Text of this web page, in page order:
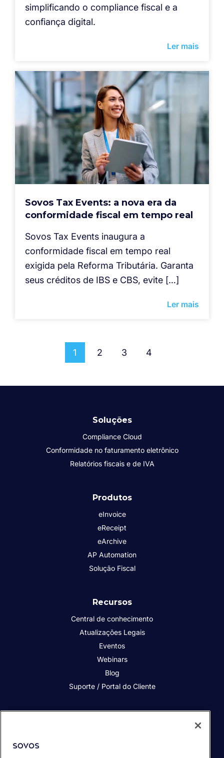
simplificando o compliance fiscal e a
confiança digital.
Ler mais
Sovos Tax Events: a nova era da
conformidade fiscal em tempo real
Sovos Tax Events inaugura a
conformidade fiscal em tempo real
exigida pela Reforma Tributária. Garanta
seus créditos de IBS e CBS, evite […]
Ler mais
1 2 3 4
Soluções
Compliance Cloud
Conformidade no faturamento eletrônico
Relatórios fiscais e de IVA
Produtos
eInvoice
eReceipt
eArchive
AP Automation
Solução Fiscal
Recursos
Central de conhecimento
Atualizações Legais
Eventos
Webinars
Blog
Suporte / Portal do Cliente